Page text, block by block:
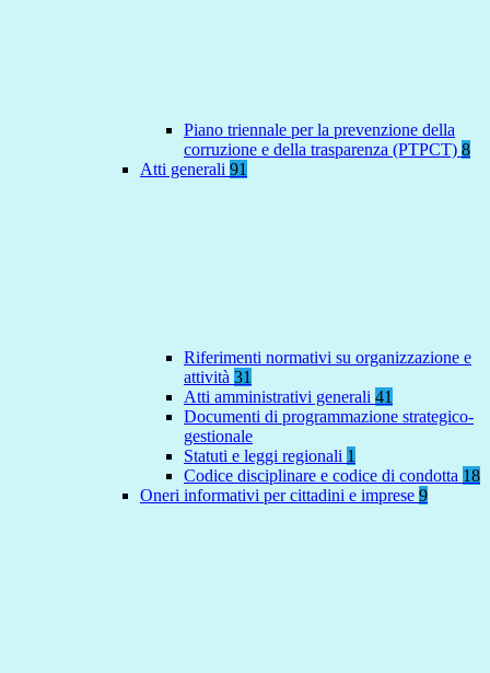
Piano triennale per la prevenzione della
corruzione e della trasparenza (PTPCT) 8
Atti generali 91
Riferimenti normativi su organizzazione e
attività 31
Atti amministrativi generali 41
Documenti di programmazione strategico-
gestionale
Statuti e leggi regionali 1
Codice disciplinare e codice di condotta 18
Oneri informativi per cittadini e imprese 9